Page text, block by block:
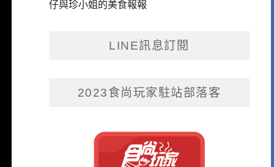
仔與珍小姐的美食報報
LINE訊息訂閱
2023食尚玩家駐站部落客